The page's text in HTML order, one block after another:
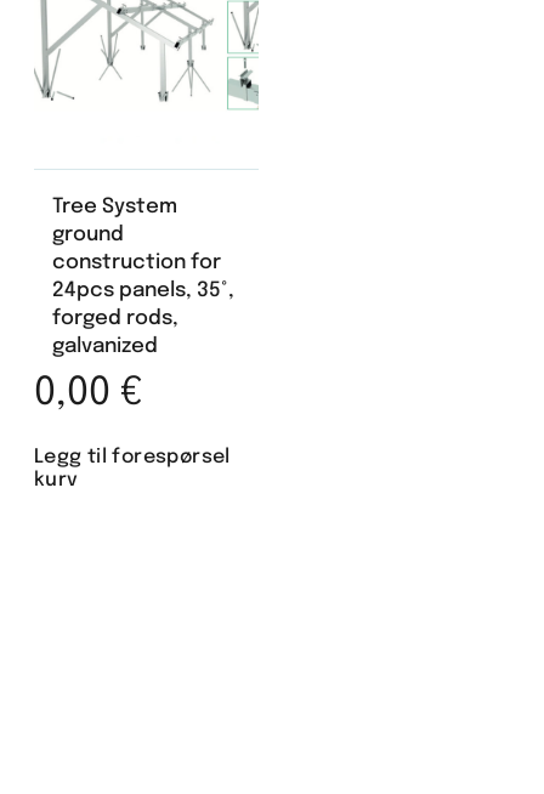
Tree System
ground
construction for
24pcs panels, 35°,
forged rods,
galvanized
0,00 €
Legg til forespørsel
kurv